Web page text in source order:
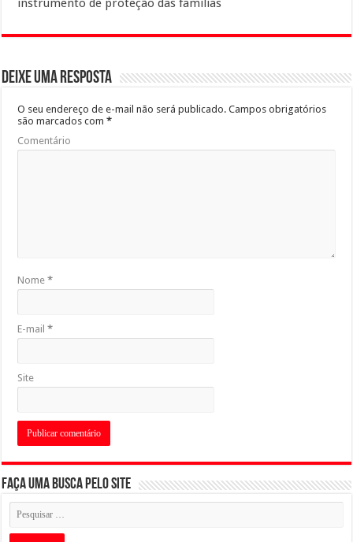
Deixe uma resposta
O seu endereço de e-mail não será publicado. Campos obrigatórios
são marcados com*
Comentário
Nome*
E-mail*
Site
Faça uma busca pelo Site